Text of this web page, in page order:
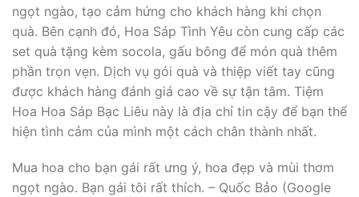
ngọt ngào, tạo cảm hứng cho khách hàng khi chọn
quà. Bên cạnh đó, Hoa Sáp Tình Yêu còn cung cấp các
set quà tặng kèm socola, gấu bông để món quà thêm
phần trọn vẹn. Dịch vụ gói quà và thiệp viết tay cũng
được khách hàng đánh giá cao về sự tận tâm. Tiệm
Hoa Hoa Sáp Bạc Liêu này là địa chỉ tin cậy để bạn thể
hiện tình cảm của mình một cách chân thành nhất.
Mua hoa cho bạn gái rất ưng ý, hoa đẹp và mùi thơm
ngọt ngào. Bạn gái tôi rất thích. – Quốc Bảo (Google